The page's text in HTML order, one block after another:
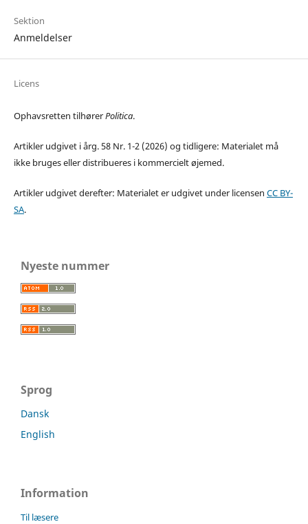
Sektion
Anmeldelser
Licens
Ophavsretten tilhørerPolitica.
Artikler udgivet i årg. 58 Nr. 1-2 (2026) og tidligere: Materialet må
ikke bruges eller distribueres i kommercielt øjemed.
Artikler udgivet derefter: Materialet er udgivet under licensen CC BY-
SA.
Nyeste nummer
Sprog
Dansk
English
Information
Til læsere